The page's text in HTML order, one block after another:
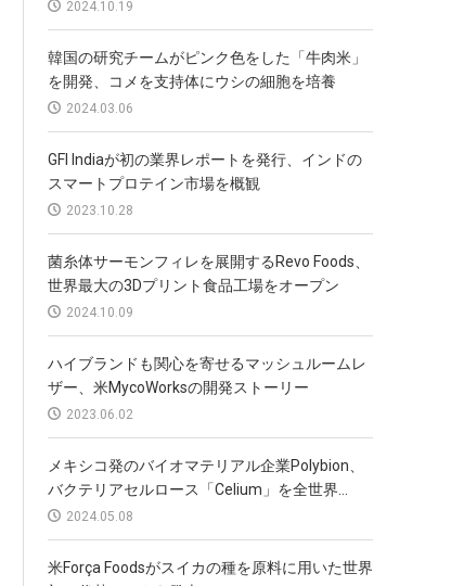
GFI Indiaが初の業界レポートを発行、インドの
スマートプロテイン市場を概観
2023.10.28
菌糸体サーモンフィレを展開するRevo Foods、
世界最大の3Dプリント食品工場をオープン
2024.10.09
ハイブランドも関心を寄せるマッシュルームレ
ザー、米MycoWorksの開発ストーリー
2023.06.02
メキシコ発のバイオマテリアル企業Polybion、
バクテリアセルロース「Celium」を全世界...
2024.05.08
米Força Foodsがスイカの種を原料に用いた世界
初の代替ミルクを発売
2024.10.26
米Milkadamiaが2Dプリントしたシート状のオー
ツミルクを発表、包装廃棄物を94％削減